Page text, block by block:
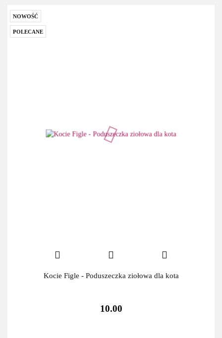
NOWOŚĆ
POLECANE
Kocie Figle - Poduszeczka ziołowa dla kota
10.00